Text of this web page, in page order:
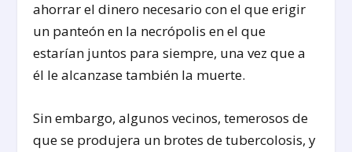
ahorrar el dinero necesario con el que erigir
un panteón en la necrópolis en el que
estarían juntos para siempre, una vez que a
él le alcanzase también la muerte.
Sin embargo, algunos vecinos, temerosos de
que se produjera un brotes de tubercolosis, y